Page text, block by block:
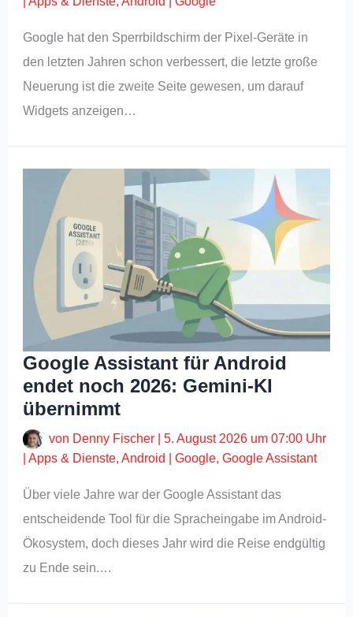
Google hat den Sperrbildschirm der Pixel-Geräte in
den letzten Jahren schon verbessert, die letzte große
Neuerung ist die zweite Seite gewesen, um darauf
Widgets anzeigen…
Google Assistant für Android
endet noch 2026: Gemini-KI
übernimmt
von Denny Fischer |5. August 2026 um 07:00 Uhr
|Apps & Dienste,Android |Google,Google Assistant
Über viele Jahre war der Google Assistant das
entscheidende Tool für die Spracheingabe im Android-
Ökosystem, doch dieses Jahr wird die Reise endgültig
zu Ende sein.…